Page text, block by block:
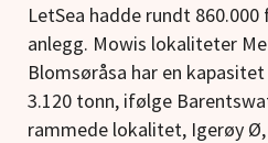
LetSea hadde rundt
anlegg. Mowis lokaliteter
Blomsøråsa har en
3.120 tonn, ifølge
rammede lokalitet, Igerøy